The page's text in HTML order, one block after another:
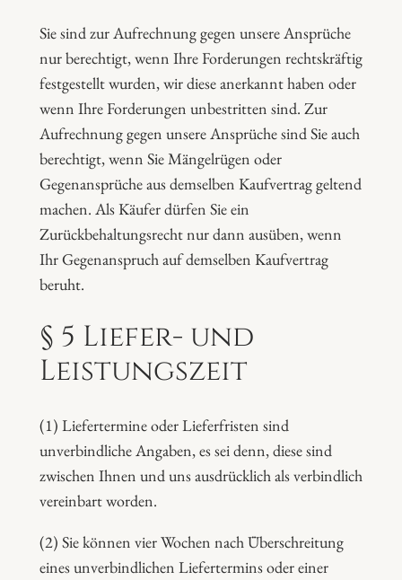
Sie sind zur Aufrechnung gegen unsere Ansprüche
nur berechtigt, wenn Ihre Forderungen rechtskräftig
festgestellt wurden, wir diese anerkannt haben oder
wenn Ihre Forderungen unbestritten sind. Zur
Aufrechnung gegen unsere Ansprüche sind Sie auch
berechtigt, wenn Sie Mängelrügen oder
Gegenansprüche aus demselben Kaufvertrag geltend
machen. Als Käufer dürfen Sie ein
Zurückbehaltungsrecht nur dann ausüben, wenn
Ihr Gegenanspruch auf demselben Kaufvertrag
beruht.
§ 5 Liefer- und
Leistungszeit
(1) Liefertermine oder Lieferfristen sind
unverbindliche Angaben, es sei denn, diese sind
zwischen Ihnen und uns ausdrücklich als verbindlich
vereinbart worden.
(2) Sie können vier Wochen nach Überschreitung
eines unverbindlichen Liefertermins oder einer